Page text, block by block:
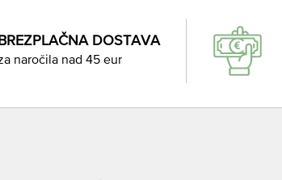
DOSTAVA
naročila nad 45 eur